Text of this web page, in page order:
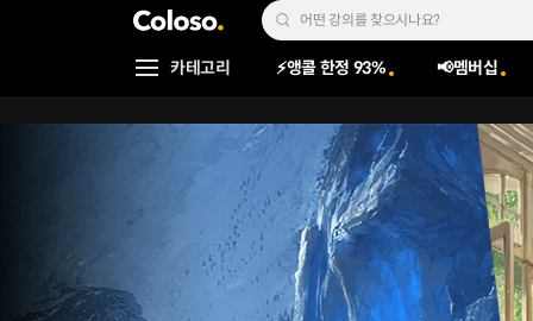
콜로소
Search Input
Coloso Menu
카테고리 ⚡앵콜 한정 93% 📢멤버십